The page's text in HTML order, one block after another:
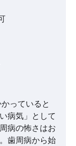
っていると
病気」として
病の怖さはお
歯周病から始